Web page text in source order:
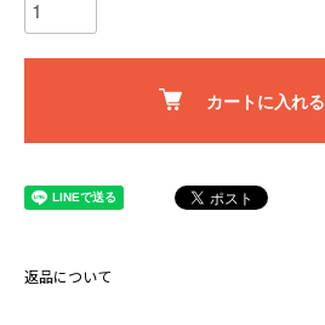
カートに入れる
返品について